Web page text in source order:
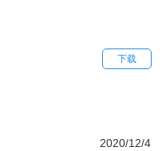
下载
2020/12/4